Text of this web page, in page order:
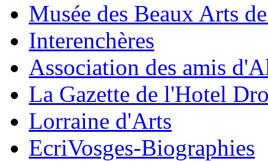
Musée des Beaux Arts
Interenchères
Association des amis
La Gazette de l'Hotel
Lorraine d'Arts
EcriVosges-Biographies